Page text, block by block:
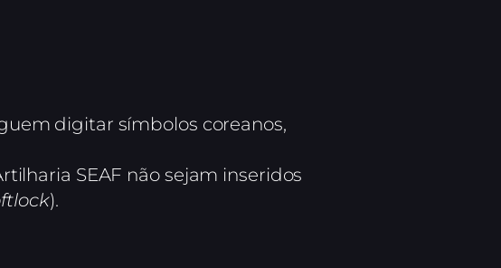
digitar símbolos coreanos,
SEAF não sejam inseridos
).